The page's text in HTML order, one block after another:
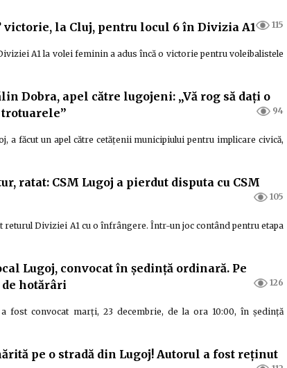
victorie, la Cluj, pentru locul 6 în Divizia A1
115
A1 la volei feminin a adus încă o victorie pentru voleibalistele
Dobra, apel către lugojeni: „Vă rog să dați o
trotuarele”
94
a făcut un apel către cetățenii municipiului pentru implicare civică,
ratat: CSM Lugoj a pierdut disputa cu CSM
105
returul Diviziei A1 cu o înfrângere. Într-un joc contând pentru etapa
Lugoj, convocat în ședință ordinară. Pe
de hotărâri
126
fost convocat marți, 23 decembrie, de la ora 10:00, în ședință
pe o stradă din Lugoj! Autorul a fost reținut